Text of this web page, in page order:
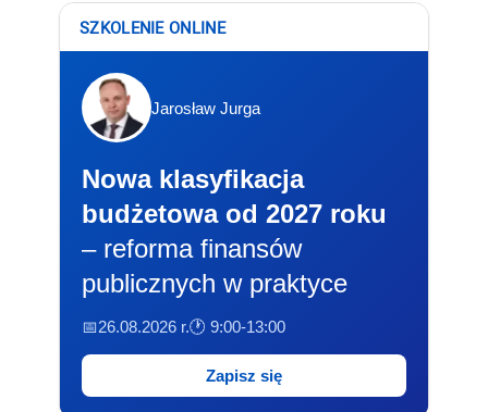
SZKOLENIE ONLINE
Jarosław Jurga
Nowa klasyfikacja
budżetowa od 2027 roku
– reforma finansów
publicznych w praktyce
📅26.08.2026 r.🕐 9:00-13:00
Zapisz się